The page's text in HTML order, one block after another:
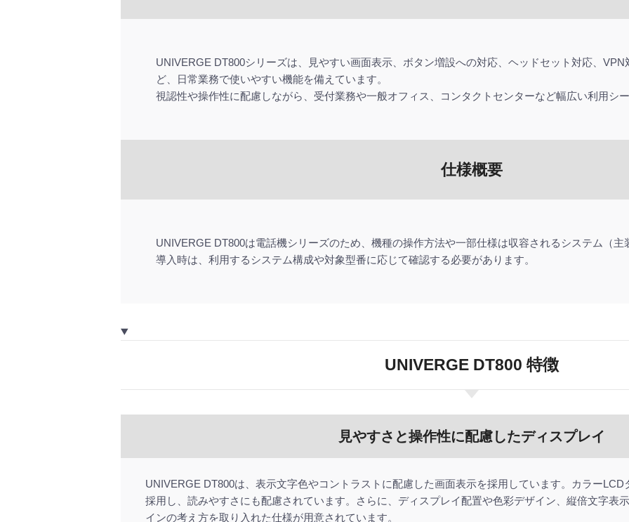
UNIVERGE DT800シリーズは、見やすい画面表示、ボタン増設への対応、ヘッドセット対応、
ど、日常業務で使いやすい機能を備えています。
視認性や操作性に配慮しながら、受付業務や一般オフィス、コンタクトセンターなど幅広い利用シ
仕様概要
UNIVERGE DT800は電話機シリーズのため、機種の操作方法や一部仕様は収容されるシステム（
導入時は、利用するシステム構成や対象型番に応じて確認する必要があります。
UNIVERGE DT800 特徴
見やすさと操作性に配慮したディスプレイ
UNIVERGE DT800は、表示文字色やコントラストに配慮した画面表示を採用しています。カラー
採用し、読みやすさにも配慮されています。さらに、ディスプレイ配置や色彩デザイン、縦倍文字表
インの考え方を取り入れた仕様が用意されています。